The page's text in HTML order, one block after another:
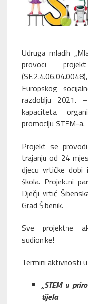
Udruga mladih
provodi
Europskog
razdoblju 2021.
kapaciteta
promociju STEM-a.
Projekt se
trajanju od 24
djecu vrtićke dobi
škola. Projektni
Dječji vrtić
Grad Šibenik.
Sve projektne
sudionike!
Termini aktivnosti
„STEM u
tijela